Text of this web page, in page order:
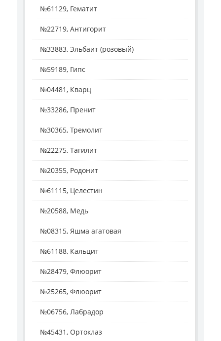
№61129, Гематит
№22719, Антигорит
№33883, Эльбаит (розовый)
№59189, Гипс
№04481, Кварц
№33286, Пренит
№30365, Тремолит
№22275, Тагилит
№20355, Родонит
№61115, Целестин
№20588, Медь
№08315, Яшма агатовая
№61188, Кальцит
№28479, Флюорит
№25265, Флюорит
№06756, Лабрадор
№45431, Ортоклаз